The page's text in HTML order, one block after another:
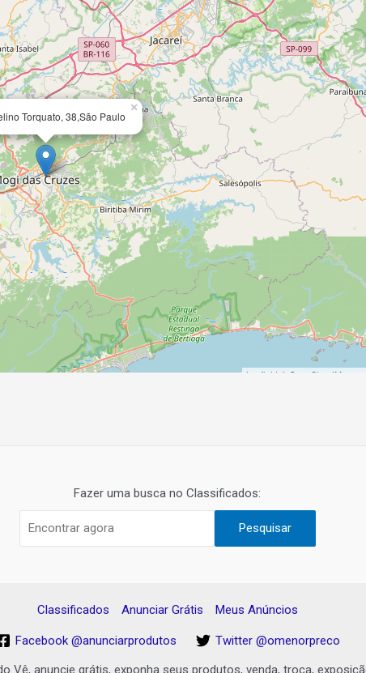
Torquato, 38,São Paulo
×
Leaflet | © OpenStreetMap
Fazer uma busca no Classificados:
Pesquisar
Classificados Anunciar Grátis Meus Anúncios
Facebook @anunciarprodutos Twitter @omenorpreco
Vê, anuncie grátis, exponha seus produtos, venda, troca,